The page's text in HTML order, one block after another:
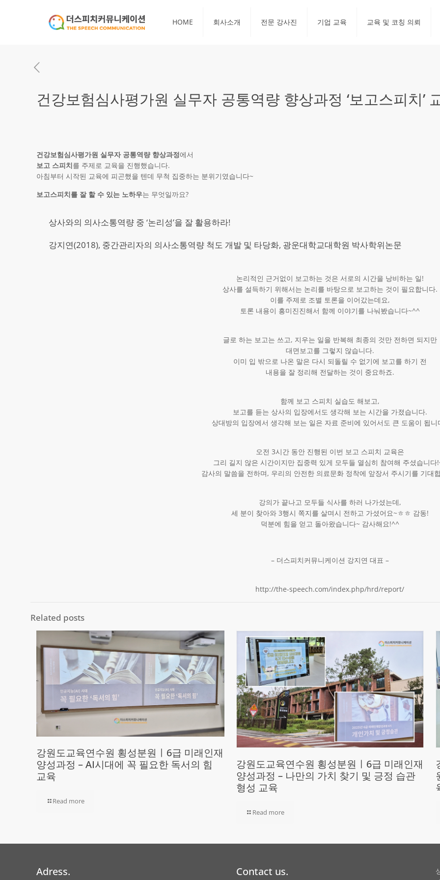
HOME 회사소개 전문 강사진 기업 교육 교육 및 코칭 의뢰
건강보험심사평가원 실무자 공통역량 향상과정 ‘보고스피치’
건강보험심사평가원 실무자 공통역량 향상과정에서
보고 스피치를 주제로 교육을 진행했습니다.
아침부터 시작된 교육에 피곤했을 텐데 무척 집중하는 분위기였습니다~
보고스피치를 잘 할 수 있는 노하우는 무엇일까요?
상사와의 의사소통역량 중 ‘논리성’을 잘 활용하라!
강지연(2018), 중간관리자의 의사소통역량 척도 개발 및 타당화, 광운대학교대학원 박사학위논문
논리적인 근거없이 보고하는 것은 서로의 시간을 낭비하는 일!
상사를 설득하기 위해서는 논리를 바탕으로 보고하는 것이 필요합니다.
이를 주제로 조별 토론을 이어갔는데요,
토론 내용이 흥미진진해서 함께 이야기를 나눠봤습니다~^^
글로 하는 보고는 쓰고, 지우는 일을 반복해 최종의 것만 전하면 되지만
대면보고를 그렇지 않습니다.
이미 입 밖으로 나온 말은 다시 되돌릴 수 없기에 보고를 하기 전
내용을 잘 정리해 전달하는 것이 중요하죠.
함께 보고 스피치 실습도 해보고,
보고를 듣는 상사의 입장에서도 생각해 보는 시간을 가졌습니다.
상대방의 입장에서 생각해 보는 일은 자료 준비에 있어서도 큰 도움이 됩니
오전 3시간 동안 진행된 이번 보고 스피치 교육은
그리 길지 않은 시간이지만 집중력 있게 모두들 열심히 참여해 주셨습니
감사의 말씀을 전하며, 우리의 안전한 의료문화 정착에 앞장서 주시기를 기대
강의가 끝나고 모두들 식사를 하러 나가셨는데,
세 분이 찾아와 3행시 쪽지를 살며시 전하고 가셨어요~ㅎㅎ 감동!
덕분에 힘을 얻고 돌아왔습니다~ 감사해요!^^
– 더스피치커뮤니케이션 강지연 대표 –
http://the-speech.com/index.php/hrd/report/
Related posts
강원도교육연수원 횡성분원ㅣ6급 미래인재
양성과정 – AI시대에 꼭 필요한 독서의 힘
교육
Read more
강원도교육연수원 횡성분원ㅣ6급 미래인재
양성과정 – 나만의 가치 찾기 및 긍정 습관
형성 교육
Read more
Adress. Contact us.